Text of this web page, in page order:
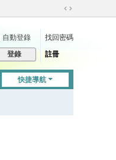
切
到
自動登錄
找回密碼
登錄 註冊
快捷導航